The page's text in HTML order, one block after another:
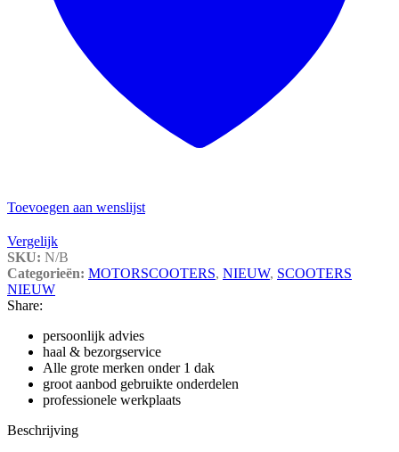
Toevoegen aan wenslijst
Vergelijk
SKU: N/B
Categorieën: MOTORSCOOTERS, NIEUW, SCOOTERS
NIEUW
Share:
persoonlijk advies
haal & bezorgservice
Alle grote merken onder 1 dak
groot aanbod gebruikte onderdelen
professionele werkplaats
Beschrijving